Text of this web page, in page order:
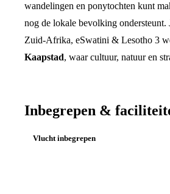
wandelingen en ponytochten kunt
nog de lokale bevolking ondersteunt.
Zuid-Afrika, eSwatini & Lesotho 3
Kaapstad, waar cultuur, natuur en
Inbegrepen &
Vlucht inbegrepen